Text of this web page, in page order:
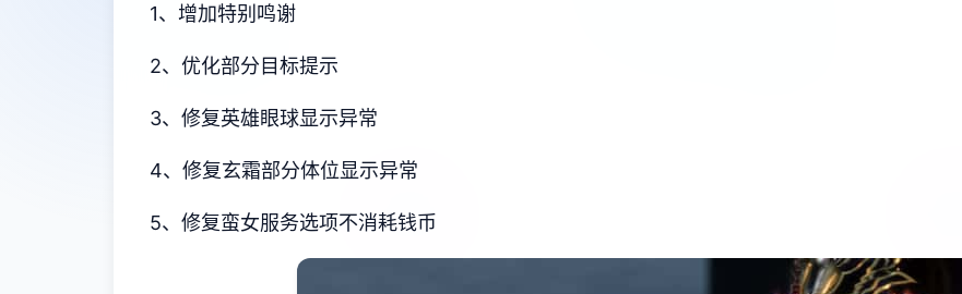
1、增加特别鸣谢
2、优化部分目标提示
3、修复英雄眼球显示异常
4、修复玄霜部分体位显示异常
5、修复蛮女服务选项不消耗钱币